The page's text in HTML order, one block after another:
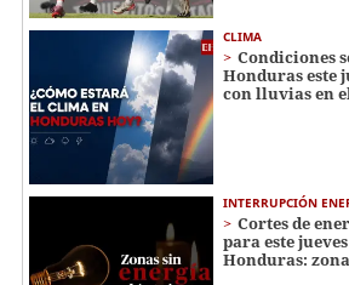
CLIMA
Condiciones
Honduras este
con lluvias en
INTERRUPCIÓN
Cortes de
para este
Honduras: